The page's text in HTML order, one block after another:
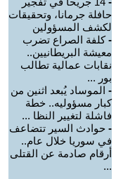
حافلة جرمانا، وتحقيقات
لكشف المسؤولين
-كلفة الصراع تضرب
معيشة البريطانيين..
نقابات عمالية تطالب
بور ...
- الموساد يُبعد اثنين من
كبار مسؤوليه.. خطة
فاشلة لتغيير النظا ...
- حوادث السير تتضاعف
في سوريا خلال عام..
أرقام صادمة عن القتلى
...